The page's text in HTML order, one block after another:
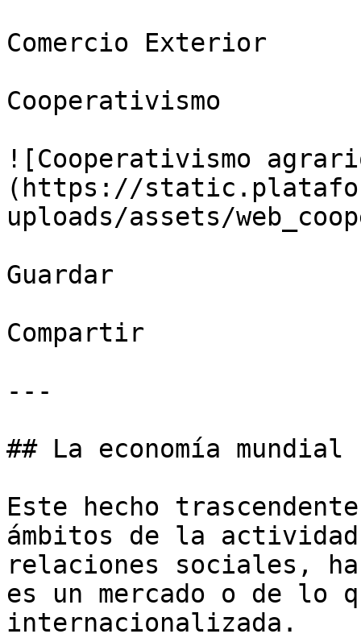
Comercio Exterior
Cooperativismo
![Cooperativismo
(https://
uploads/assets/
Guardar
Compartir
---
## La economía
Este hecho
ámbitos de la actividad
relaciones sociales,
es un mercado o de lo
internacionalizada.